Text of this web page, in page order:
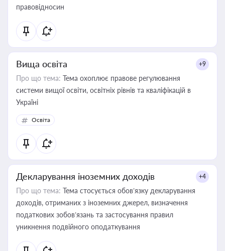
правовідносин
Вища освіта +9
Про що тема: Тема охоплює правове регулювання
системи вищої освіти, освітніх рівнів та кваліфікацій в
Україні
Освіта
Декларування іноземних доходів +4
Про що тема: Тема стосується обов’язку декларування
доходів, отриманих з іноземних джерел, визначення
податкових зобов’язань та застосування правил
уникнення подвійного оподаткування